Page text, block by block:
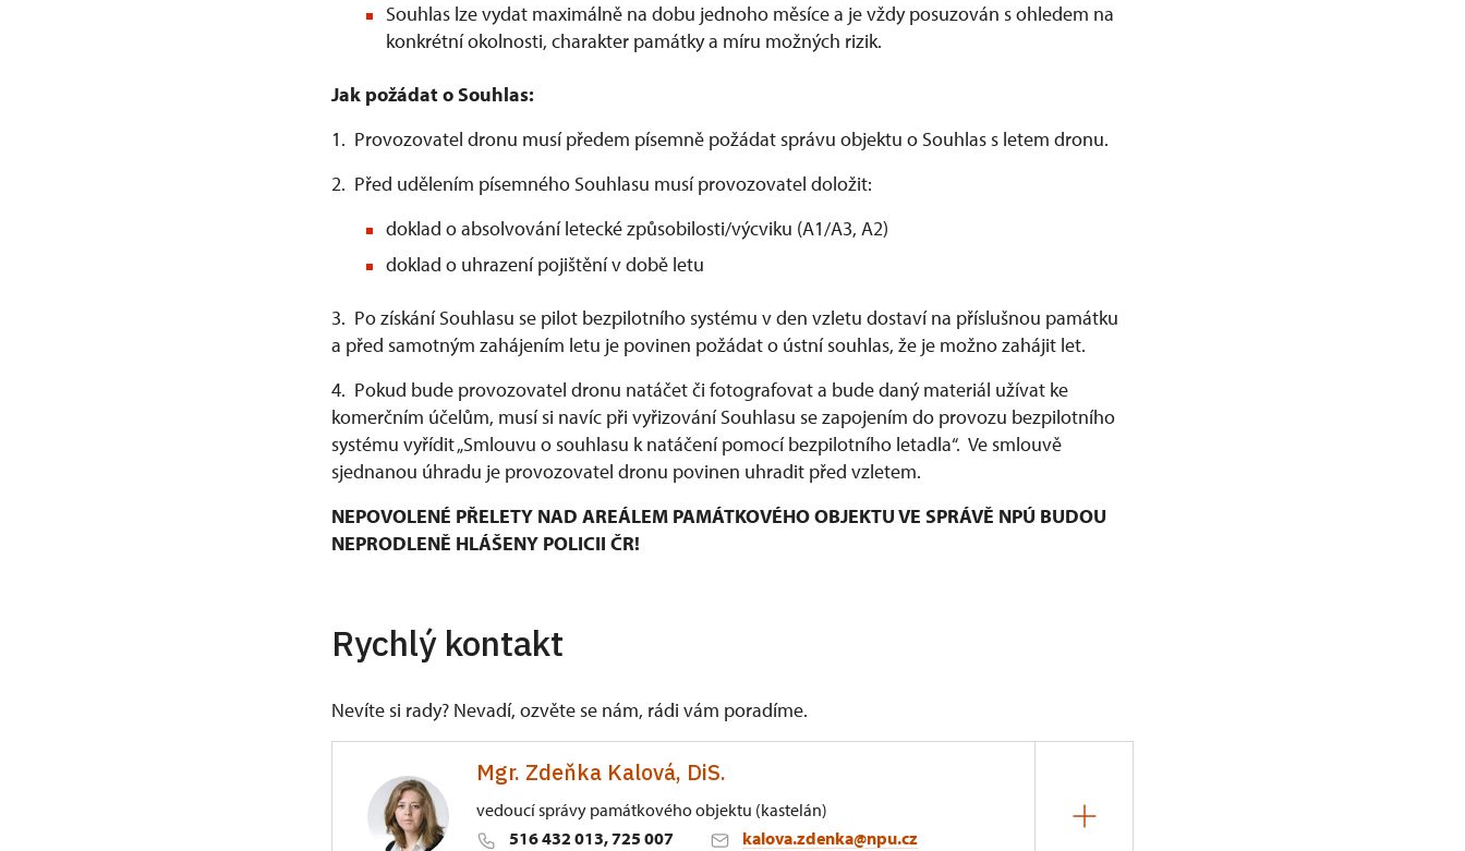
Souhlas lze vydat maximálně na dobu jednoho měsíce a je vždy posuzován s ohledem na
konkrétní okolnosti, charakter památky a míru možných rizik.
Jak požádat o Souhlas:
1. Provozovatel dronu musí předem písemně požádat správu objektu o Souhlas s letem dronu.
2. Před udělením písemného Souhlasu musí provozovatel doložit:
doklad o absolvování letecké způsobilosti/výcviku (A1/A3, A2)
doklad o uhrazení pojištění v době letu
3. Po získání Souhlasu se pilot bezpilotního systému v den vzletu dostaví na příslušnou památku
a před samotným zahájením letu je povinen požádat o ústní souhlas, že je možno zahájit let.
4. Pokud bude provozovatel dronu natáčet či fotografovat a bude daný materiál užívat ke
komerčním účelům, musí si navíc při vyřizování Souhlasu se zapojením do provozu bezpilotního
systému vyřídit „Smlouvu o souhlasu k natáčení pomocí bezpilotního letadla“. Ve smlouvě
sjednanou úhradu je provozovatel dronu povinen uhradit před vzletem.
NEPOVOLENÉ PŘELETY NAD AREÁLEM PAMÁTKOVÉHO OBJEKTU VE SPRÁVĚ NPÚ BUDOU
NEPRODLENĚ HLÁŠENY POLICII ČR!
Rychlý kontakt
Nevíte si rady? Nevadí, ozvěte se nám, rádi vám poradíme.
Mgr. Zdeňka Kalová, DiS.
vedoucí správy památkového objektu (kastelán)
516 432 013, 725 007
kalova.zdenka@npu.cz